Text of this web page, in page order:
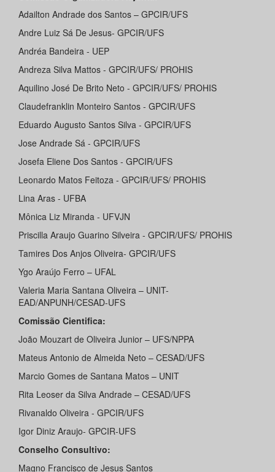
Adailton Andrade dos Santos – GPCIR/UFS
Andre Luiz Sá De Jesus- GPCIR/UFS
Andréa Bandeira - UEP
Andreza Silva Mattos - GPCIR/UFS/ PROHIS
Aquilino José De Brito Neto - GPCIR/UFS/ PROHIS
Claudefranklin Monteiro Santos - GPCIR/UFS
Eduardo Augusto Santos Silva - GPCIR/UFS
Jose Andrade Sá - GPCIR/UFS
Josefa Eliene Dos Santos - GPCIR/UFS
Leonardo Matos Feitoza - GPCIR/UFS/ PROHIS
Lina Aras - UFBA
Mônica Liz Miranda - UFVJN
Priscilla Araujo Guarino Silveira - GPCIR/UFS/ PROHIS
Tamires Dos Anjos Oliveira- GPCIR/UFS
Ygo Araújo Ferro – UFAL
Valeria Maria Santana Oliveira – UNIT-
EAD/ANPUNH/CESAD-UFS
Comissão Cientifica:
João Mouzart de Oliveira Junior – UFS/NPPA
Mateus Antonio de Almeida Neto – CESAD/UFS
Marcio Gomes de Santana Matos – UNIT
Rita Leoser da Silva Andrade – CESAD/UFS
Rivanaldo Oliveira - GPCIR/UFS
Igor Diniz Araujo- GPCIR-UFS
Conselho Consultivo:
Magno Francisco de Jesus Santos